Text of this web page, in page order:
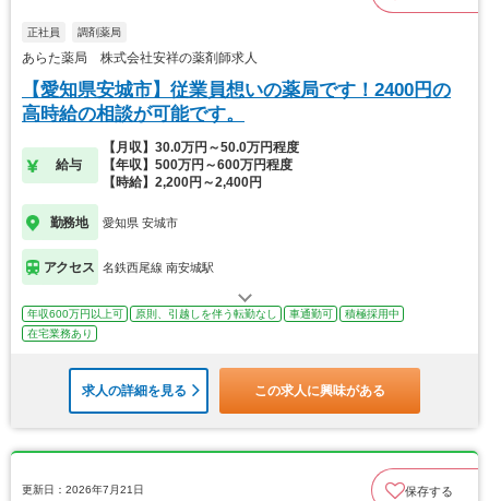
正社員 調剤薬局
あらた薬局 株式会社安祥の薬剤師求人
【愛知県安城市】従業員想いの薬局です！2400円の
高時給の相談が可能です。
給与
【月収】30.0万円～50.0万円程度
【年収】500万円～600万円程度
【時給】2,200円～2,400円
勤務地 愛知県 安城市
アクセス 名鉄西尾線 南安城駅
年収600万円以上可 原則、引越しを伴う転勤なし 車通勤可
積極採用中
在宅業務あり
求人の詳細を見る この求人に興味がある
更新日：2026年7月21日 保存する